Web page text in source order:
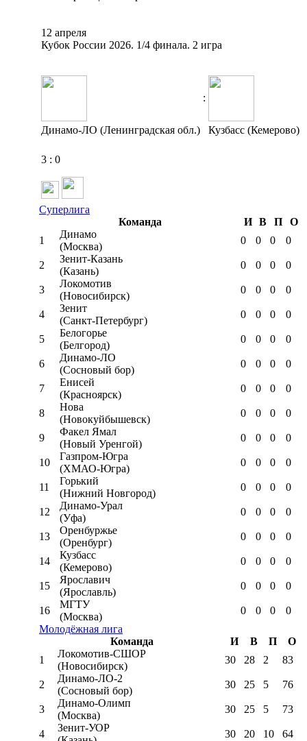
12 апреля
Кубок России 2026. 1/4 финала. 2 игра
:
Динамо-ЛО (Ленинградская обл.) Кузбасс (Кемерово)
3 : 0
Суперлига
Команда
И В П
О
1
Динамо
(Москва)
0 0 0 0
2
Зенит-Казань
(Казань)
0 0 0 0
3
Локомотив
(Новосибирск)
0 0 0 0
4
Зенит
(Санкт-Петербург)
0 0 0 0
5
Белогорье
(Белгород)
0 0 0 0
6
Динамо-ЛО
(Сосновый бор)
0 0 0 0
7
Енисей
(Красноярск)
0 0 0 0
8
Нова
(Новокуйбышевск)
0 0 0 0
9
Факел Ямал
(Новый Уренгой)
0 0 0 0
10
Газпром-Югра
(ХМАО-Югра)
0 0 0 0
11
Горький
(Нижний Новгород)
0 0 0 0
12
Динамо-Урал
(Уфа)
0 0 0 0
13
Оренбуржье
(Оренбург)
0 0 0 0
14
Кузбасс
(Кемерово)
0 0 0 0
15
Ярославич
(Ярославль)
0 0 0 0
16
МГТУ
(Москва)
0 0 0
0
Молодёжная лига
Команда
И В П
О
1
Локомотив-CШОР
(Новосибирск)
30 28 2 83
2
Динамо-ЛО-2
(Сосновый бор)
30 25 5 76
3
Динамо-Олимп
(Москва)
30 25 5 73
4
Зенит-УОР
30 20 10 64